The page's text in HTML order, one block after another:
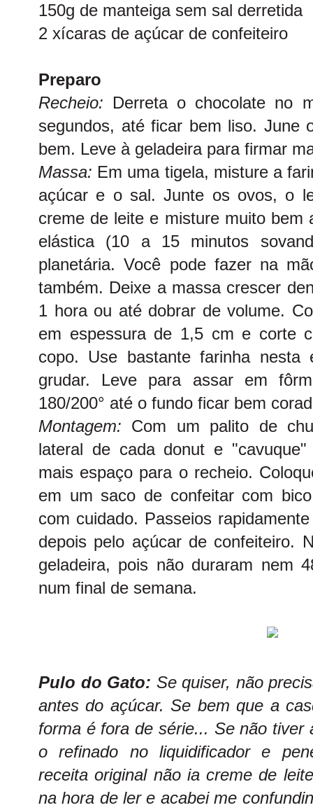
150g de manteiga sem sal derretida
2 xícaras de açúcar de confeiteiro
Preparo
Recheio: Derreta o chocolate no
segundos, até ficar bem liso. June
bem. Leve à geladeira para firmar
Massa: Em uma tigela, misture a
açúcar e o sal. Junte os ovos, o
creme de leite e misture muito bem
elástica (10 a 15 minutos
planetária. Você pode fazer na
também. Deixe a massa crescer
1 hora ou até dobrar de volume.
em espessura de 1,5 cm e corte
copo. Use bastante farinha
grudar. Leve para assar em
180/200° até o fundo ficar bem
Montagem: Com um palito de
lateral de cada donut e
mais espaço para o recheio.
em um saco de confeitar com
com cuidado. Passeios
depois pelo açúcar de confeiteiro.
geladeira, pois não duraram nem
num final de semana.
Pulo do Gato: Se quiser, não
antes do açúcar. Se bem que a
forma é fora de série... Se não tiver
o refinado no liquidificador e
receita original não ia creme de
na hora de ler e acabei me